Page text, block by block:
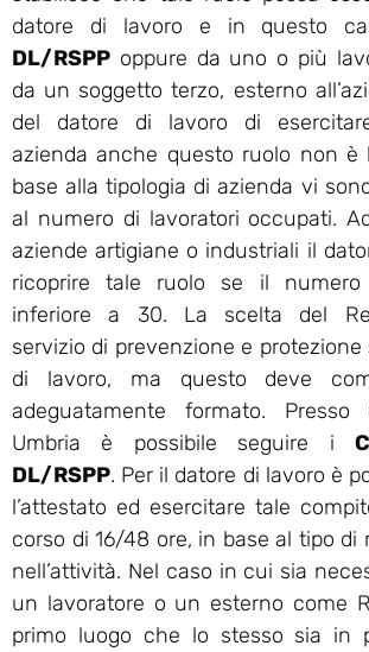
datore di lavoro e in questo
DL/RSPP oppure da uno o più
da un soggetto terzo, esterno
del datore di lavoro di
azienda anche questo ruolo non è
base alla tipologia di azienda vi
al numero di lavoratori occupati.
aziende artigiane o industriali il
ricoprire tale ruolo se il
inferiore a 30. La scelta del
servizio di prevenzione e
di lavoro, ma questo deve
adeguatamente formato. Presso
Umbria è possibile seguire i
DL/RSPP. Per il datore di lavoro è
l’attestato ed esercitare tale
corso di 16/48 ore, in base al tipo di
nell’attività. Nel caso in cui sia
un lavoratore o un esterno come
primo luogo che lo stesso sia in